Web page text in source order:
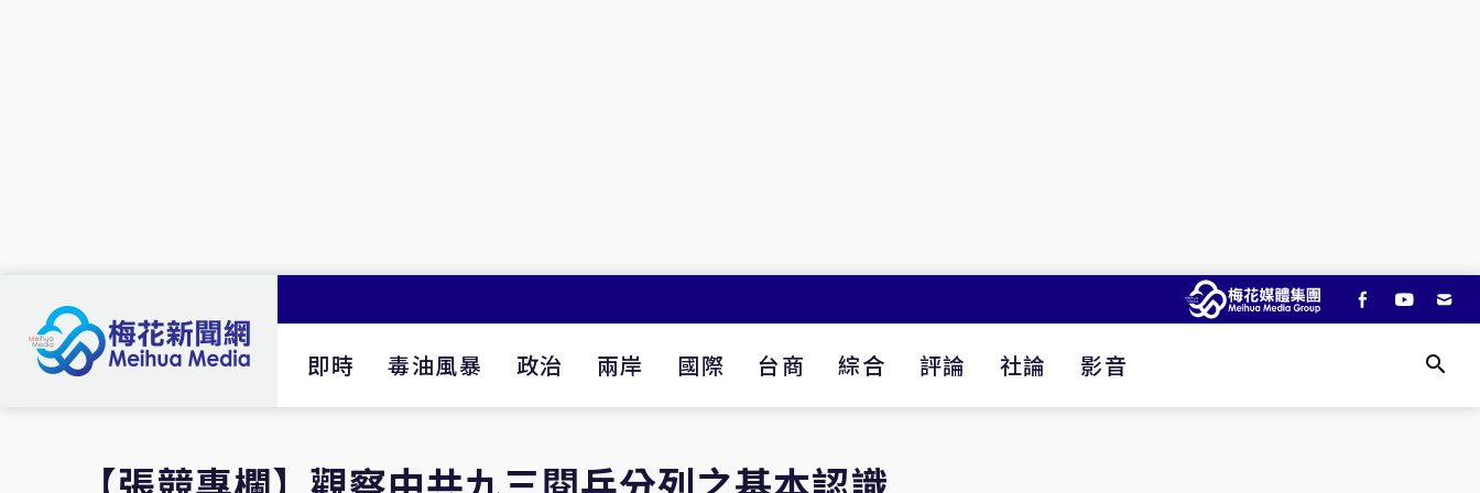
即時 毒油風暴 政治 兩岸 國際 台商 綜合 評論 社論 影音